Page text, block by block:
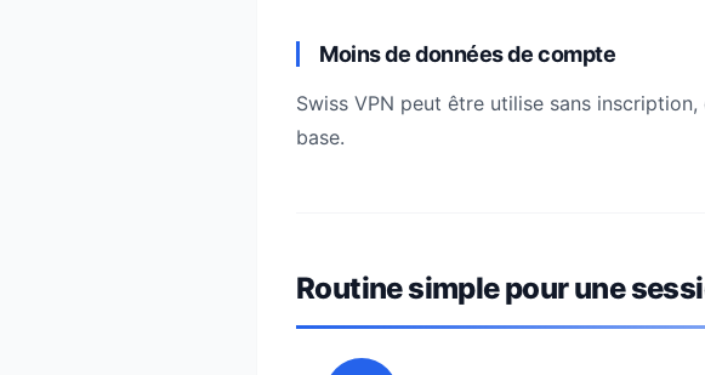
Moins de données de compte
Swiss VPN peut être utilise sans
base.
Routine simple pour une